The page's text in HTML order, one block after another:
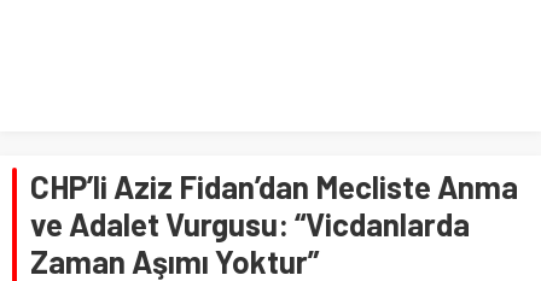
CHP’li Aziz Fidan’dan Mecliste Anma
ve Adalet Vurgusu: “Vicdanlarda
Zaman Aşımı Yoktur”